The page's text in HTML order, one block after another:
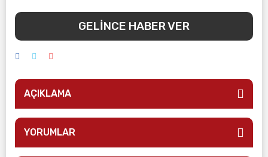
GELİNCE HABER VER
AÇIKLAMA
YORUMLAR